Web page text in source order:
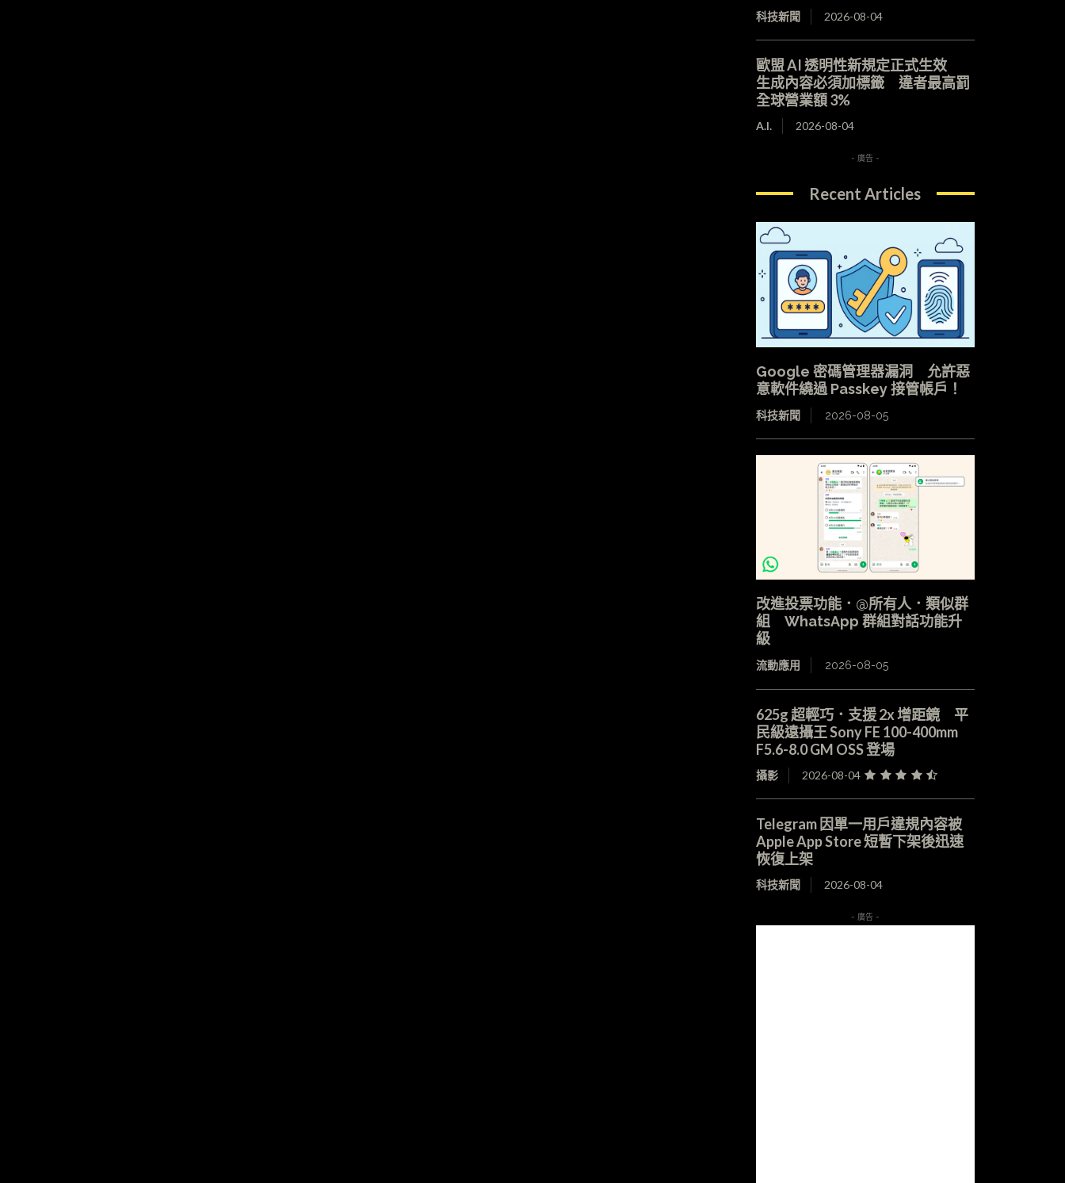
科技新聞 2026-08-04
歐盟 AI 透明性新規定正式生效
生成內容必須加標籤 違者最高罰
全球營業額 3%
A.I. 2026-08-04
- 廣告 -
Recent Articles
Google 密碼管理器漏洞 允許惡
意軟件繞過 Passkey 接管帳戶！
科技新聞 2026-08-05
改進投票功能．@所有人．類似群
組 WhatsApp 群組對話功能升
級
流動應用 2026-08-05
625g 超輕巧．支援 2x 增距鏡 平
民級遠攝王 Sony FE 100-400mm
F5.6-8.0 GM OSS 登場
攝影 2026-08-04
Telegram 因單一用戶違規內容被
Apple App Store 短暫下架後迅速
恢復上架
科技新聞 2026-08-04
- 廣告 -